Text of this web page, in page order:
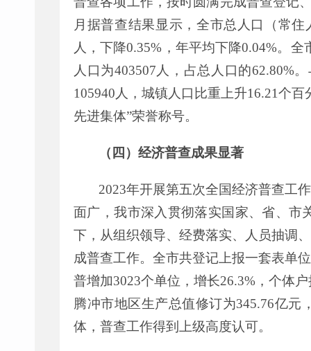
月 据普查结果显示， 全市总人口 （常住
人，下降0.35% ， 年平均下降0.04%。全
人口为403507 人，占总人口的62.80%。
105940 人，城镇人口比重上升16.21个百
先进集体”荣誉称号。
（四）经济普查成果显著
2023年开展第五次全国经济普查工作
面广 ，我市深入贯彻落实国家、省、市
下 ， 从组织领导、经费落实、人员抽调
成普查工作。全市共登记上报一套表单位
普增加3023个单位，增长26.3% ，个体
腾冲市地区生产总值修订为345.76亿元
体 ， 普查工作得到上级高度认可。